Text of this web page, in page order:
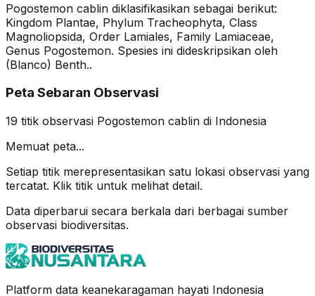
Pogostemon cablin diklasifikasikan sebagai berikut:
Kingdom Plantae, Phylum Tracheophyta, Class
Magnoliopsida, Order Lamiales, Family Lamiaceae,
Genus Pogostemon. Spesies ini dideskripsikan oleh
(Blanco) Benth..
Peta Sebaran Observasi
19 titik observasi Pogostemon cablin di Indonesia
Memuat peta...
Setiap titik merepresentasikan satu lokasi observasi yang
tercatat. Klik titik untuk melihat detail.
Data diperbarui secara berkala dari berbagai sumber
observasi biodiversitas.
Platform data keanekaragaman hayati Indonesia